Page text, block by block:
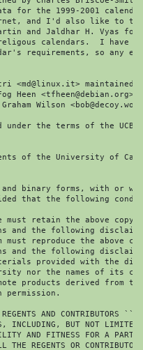
for the 1999-2001
and I'd also like to
and Jaldhar H. Vyas for
calendars.  I have
requirements, so any
<md@linux.it>
Heen <tfheen@debian.org>
Wilson
the terms of the UCB
of the University of
binary forms, with or
that the following
must retain the above
and the following
reproduce the above
and the following
provided with the
nor the names of its
products derived from
permission.
AND CONTRIBUTORS
INCLUDING, BUT NOT
AND FITNESS FOR A
REGENTS OR